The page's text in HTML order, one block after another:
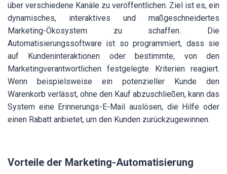
über verschiedene Kanäle zu veröffentlichen. Ziel ist es, ein
dynamisches, interaktives und maßgeschneidertes
Marketing-Ökosystem zu schaffen. Die
Automatisierungssoftware ist so programmiert, dass sie
auf Kundeninteraktionen oder bestimmte, von den
Marketingverantwortlichen festgelegte Kriterien reagiert.
Wenn beispielsweise ein potenzieller Kunde den
Warenkorb verlässt, ohne den Kauf abzuschließen, kann das
System eine Erinnerungs-E-Mail auslösen, die Hilfe oder
einen Rabatt anbietet, um den Kunden zurückzugewinnen.
Vorteile der Marketing-Automatisierung